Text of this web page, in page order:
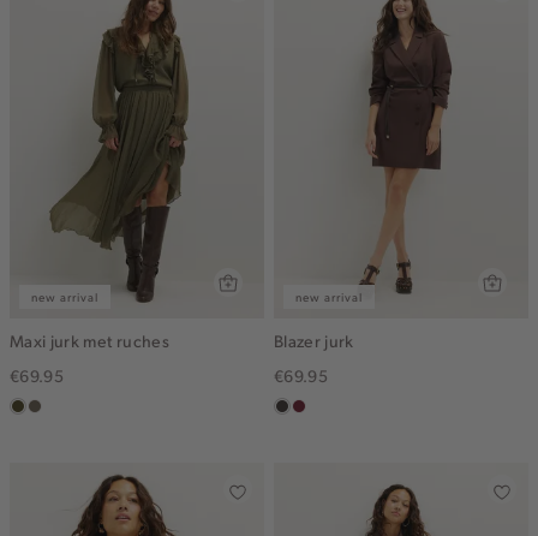
new arrival
Maxi jurk met ruches
€69.95
groen,
middenbruin
new arrival
Blazer jurk
€69.95
chocobordeaux